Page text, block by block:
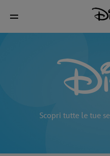
Scopri tutte le tue